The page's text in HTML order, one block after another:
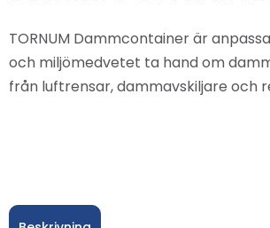
TORNUM Dammcontainer är
och miljömedvetet ta hand om
från luftrensar, dammavskiljare och